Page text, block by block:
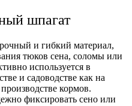
шпагат
и гибкий материал,
тюков сена, соломы или
используется в
и садоводстве как на
кормов.
фиксировать сено или